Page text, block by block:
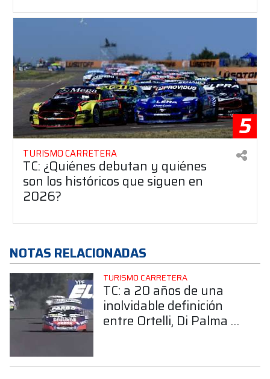
5
TURISMO CARRETERA
TC: ¿Quiénes debutan y quiénes
son los históricos que siguen en
2026?
NOTAS RELACIONADAS
TURISMO CARRETERA
TC: a 20 años de una
inolvidable definición
entre Ortelli, Di Palma y